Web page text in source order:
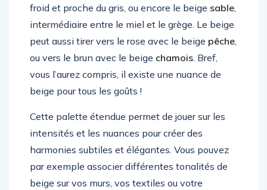
froid et proche du gris, ou encore le beige sable,
intermédiaire entre le miel et le grège. Le beige
peut aussi tirer vers le rose avec le beige pêche,
ou vers le brun avec le beige chamois. Bref,
vous l’aurez compris, il existe une nuance de
beige pour tous les goûts !
Cette palette étendue permet de jouer sur les
intensités et les nuances pour créer des
harmonies subtiles et élégantes. Vous pouvez
par exemple associer différentes tonalités de
beige sur vos murs, vos textiles ou votre